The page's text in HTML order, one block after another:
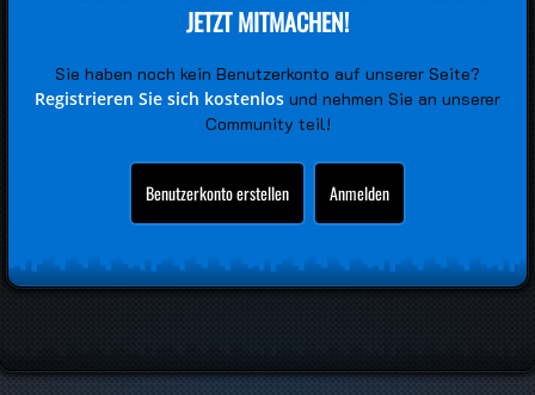
JETZT MITMACHEN!
Sie haben noch kein Benutzerkonto auf unserer Seite?
Registrieren Sie sich kostenlos und nehmen Sie an unserer
Community teil!
Benutzerkonto erstellen Anmelden